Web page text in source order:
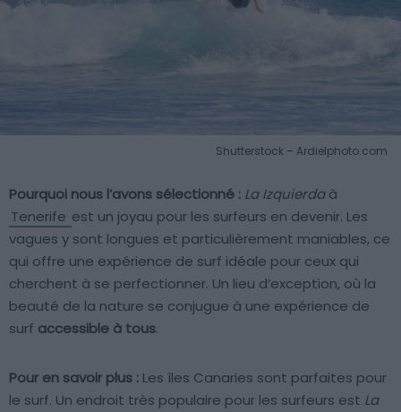
Shutterstock – Ardielphoto.com
Pourquoi nous l’avons sélectionné : La Izquierdaà
Tenerife est un joyau pour les surfeurs en devenir. Les
vagues y sont longues et particulièrement maniables, ce
qui offre une expérience de surf idéale pour ceux qui
cherchent à se perfectionner. Un lieu d’exception, où la
beauté de la nature se conjugue à une expérience de
surf accessible à tous.
Pour en savoir plus : Les îles Canaries sont parfaites pour
le surf. Un endroit très populaire pour les surfeurs est La